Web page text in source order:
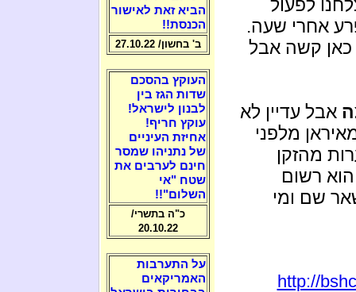
לפעול
אחרי שעה.
כאן קשה אבל
אבל עדיין לא
מלפני
מהזקן
רשום
שם ומי
http://
הביא זאת לאישור
הכנסת!!
ב' בחשון/ 27.10.22
העוקץ בהסכם
שדות הגז בין
לבנון לישראל!
עוקץ חריף!
אחיזת העיניים
של נתניהו שמסר
חינם לערבים את
שטח "אי
השלום"!!
כ"ה בתשרי/
20.10.22
על התערבות
האמריקאים